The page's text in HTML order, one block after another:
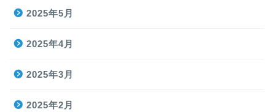
2025年5月
2025年4月
2025年3月
2025年2月